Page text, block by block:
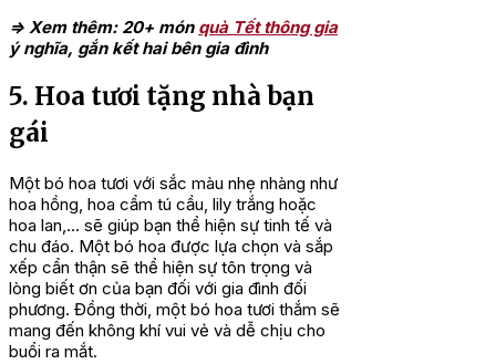
=> Xem thêm: 20+ món quà Tết thông gia
ý nghĩa, gắn kết hai bên gia đình
5. Hoa tươi tặng nhà bạn
gái
Một bó hoa tươi với sắc màu nhẹ nhàng như
hoa hồng, hoa cẩm tú cầu, lily trắng hoặc
hoa lan,… sẽ giúp bạn thể hiện sự tinh tế và
chu đáo. Một bó hoa được lựa chọn và sắp
xếp cẩn thận sẽ thể hiện sự tôn trọng và
lòng biết ơn của bạn đối với gia đình đối
phương. Đồng thời, một bó hoa tươi thắm sẽ
mang đến không khí vui vẻ và dễ chịu cho
buổi ra mắt.